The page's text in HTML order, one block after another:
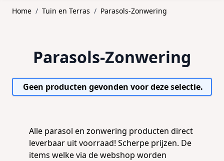
Home / Tuin en Terras / Parasols-Zonwering
Parasols-Zonwering
Geen producten gevonden voor deze selectie.
Alle parasol en zonwering producten direct
leverbaar uit voorraad! Scherpe prijzen. De
items welke via de webshop worden